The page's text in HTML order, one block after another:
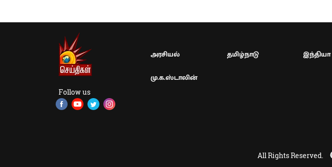
Follow us
அரசியல் தமிழ்நாடு இந்தியா
மு.க.ஸ்டாலின்
All Rights Reserved.